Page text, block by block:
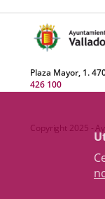
Plaza Mayor, 1.
426 100
Copyright 2025 -